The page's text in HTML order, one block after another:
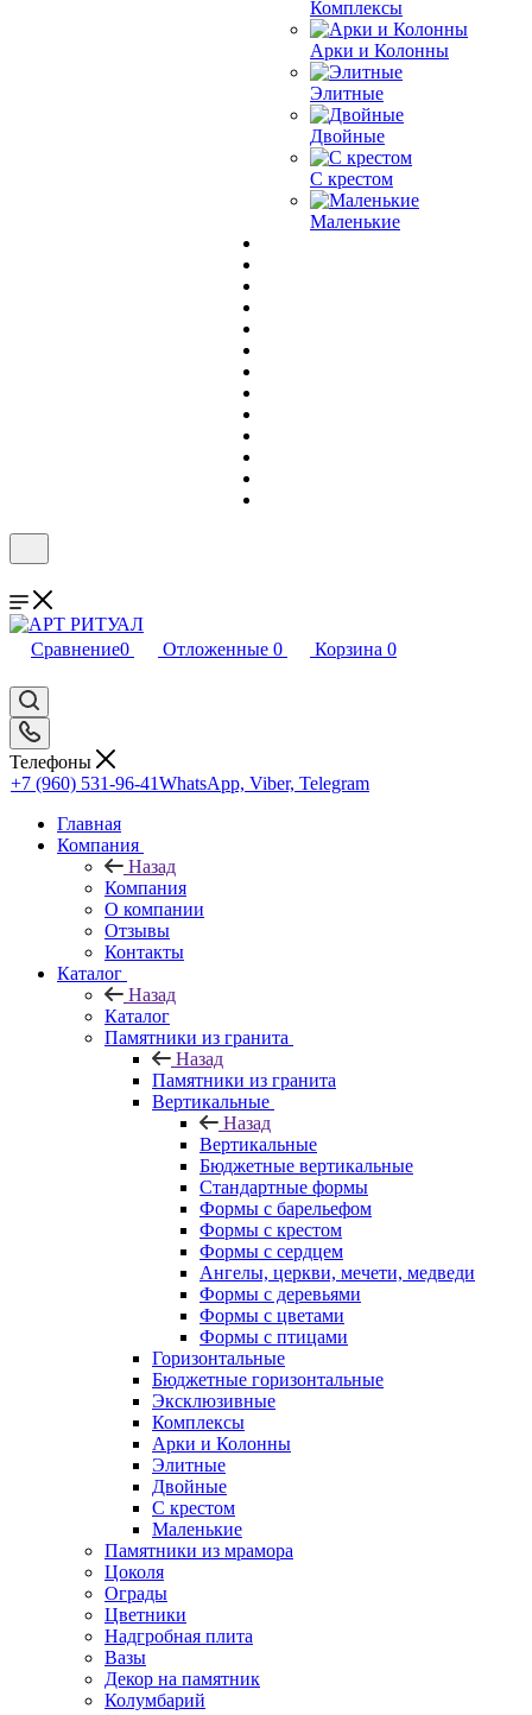
Комплексы
Арки и Колонны
Элитные
Двойные
С крестом
Маленькие
Сравнение0 Отложенные 0 Корзина 0
Телефоны
+7 (960) 531-96-41WhatsApp, Viber, Telegram
Главная
Компания
Назад
Компания
О компании
Отзывы
Контакты
Каталог
Назад
Каталог
Памятники из гранита
Назад
Памятники из гранита
Вертикальные
Назад
Вертикальные
Бюджетные вертикальные
Стандартные формы
Формы с барельефом
Формы с крестом
Формы с сердцем
Ангелы, церкви, мечети, медведи
Формы с деревьями
Формы с цветами
Формы с птицами
Горизонтальные
Бюджетные горизонтальные
Эксклюзивные
Комплексы
Арки и Колонны
Элитные
Двойные
С крестом
Маленькие
Памятники из мрамора
Цоколя
Ограды
Цветники
Надгробная плита
Вазы
Декор на памятник
Колумбарий